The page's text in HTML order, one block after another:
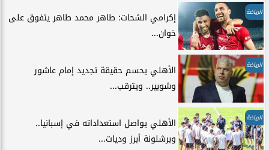
الرياضة
إكرامي الشحات: طاهر محمد طاهر يتفوق على
خوان...
الرياضة
الأهلي يحسم حقيقة تجديد إمام عاشور
وشوبير.. ويترقب...
الرياضة
الأهلي يواصل استعداداته في إسبانيا..
وبرشلونة أبرز وديات...